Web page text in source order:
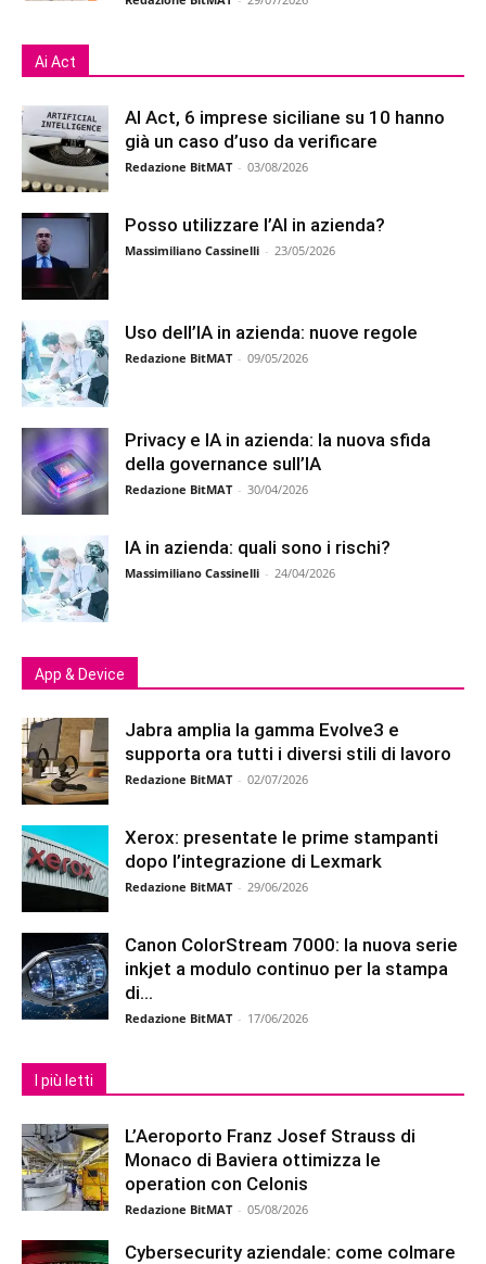
Ai Act
AI Act, 6 imprese siciliane su 10 hanno
già un caso d’uso da verificare
Redazione BitMAT - 03/08/2026
Posso utilizzare l’AI in azienda?
Massimiliano Cassinelli - 23/05/2026
Uso dell’IA in azienda: nuove regole
Redazione BitMAT - 09/05/2026
Privacy e IA in azienda: la nuova sfida
della governance sull’IA
Redazione BitMAT - 30/04/2026
IA in azienda: quali sono i rischi?
Massimiliano Cassinelli - 24/04/2026
App & Device
Jabra amplia la gamma Evolve3 e
supporta ora tutti i diversi stili di lavoro
Redazione BitMAT - 02/07/2026
Xerox: presentate le prime stampanti
dopo l’integrazione di Lexmark
Redazione BitMAT - 29/06/2026
Canon ColorStream 7000: la nuova serie
inkjet a modulo continuo per la stampa
di...
Redazione BitMAT - 17/06/2026
I più letti
L’Aeroporto Franz Josef Strauss di
Monaco di Baviera ottimizza le
operation con Celonis
Redazione BitMAT - 05/08/2026
Cybersecurity aziendale: come colmare